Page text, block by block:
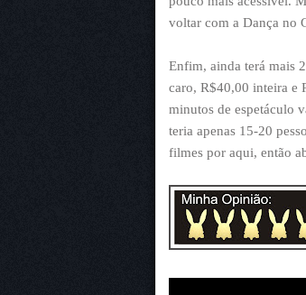
voltar com a Dança no
Enfim, ainda terá mais
caro, R$40,00 inteira e
minutos de espetáculo
teria apenas 15-20
filmes por aqui, então